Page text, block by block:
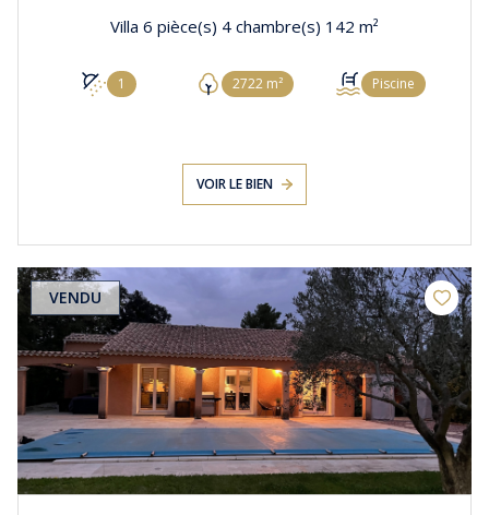
Villa 6 pièce(s) 4 chambre(s) 142 m²
1 2722 m² Piscine
VOIR LE BIEN
VENDU